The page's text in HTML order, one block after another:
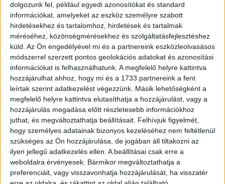
dolgozunk fel, például egyedi azonosítókat és standard
információkat, amelyeket az eszköz személyre szabott
hirdetésekhez és tartalomhoz, hirdetések és tartalmak
méréséhez, közönségmérésekhez és szolgáltatásfejlesztéshez
küld. Az Ön engedélyével mi és a partnereink eszközleolvasásos
módszerrel szerzett pontos geolokációs adatokat és azonosítási
információkat is felhasználhatunk. A megfelelő helyre kattintva
hozzájárulhat ahhoz, hogy mi és a 1733 partnereink a fent
leírtak szerint adatkezelést végezzünk. Másik lehetőségként a
megfelelő helyre kattintva elutasíthatja a hozzájárulást, vagy a
hozzájárulás megadása előtt részletesebb információkhoz
juthat, és megváltoztathatja beállításait. Felhívjuk figyelmét,
hogy személyes adatainak bizonyos kezeléséhez nem feltétlenül
szükséges az Ön hozzájárulása, de jogában áll tiltakozni az
ilyen jellegű adatkezelés ellen. A beállításai csak erre a
weboldalra érvényesek. Bármikor megváltoztathatja a
preferenciáit, vagy visszavonhatja hozzájárulását, ha visszatér
ALKALMI ÁRUHÁZI
KISEGÍTŐ
Siófok